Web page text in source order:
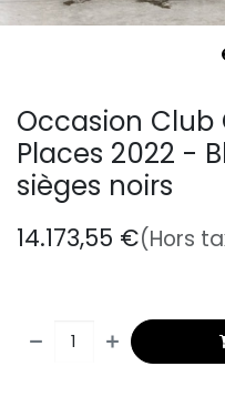
Occasion Club
Places 2022 -
sièges noirs
14.173,55 €(Hors